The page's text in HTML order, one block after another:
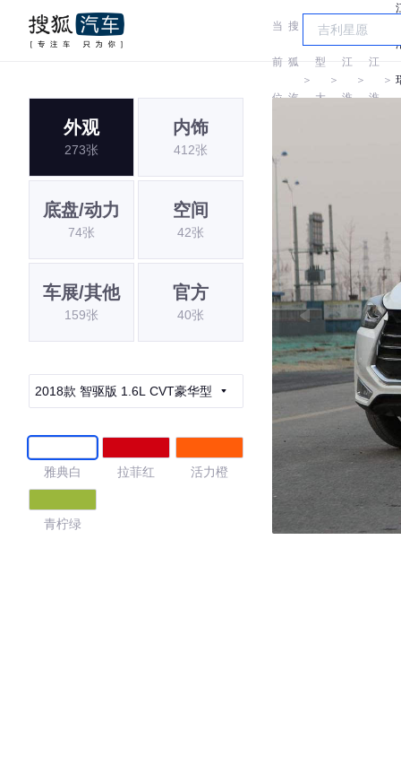
当
前
位
搜
狐
汽
＞
车
型
大
＞
江
淮
＞
江
淮
＞
外观
273张
内饰
412张
底盘/动力
74张
空间
42张
车展/其他
159张
官方
40张
2018款 智驱版 1.6L CVT豪华型
雅典白 拉菲红 活力橙
青柠绿